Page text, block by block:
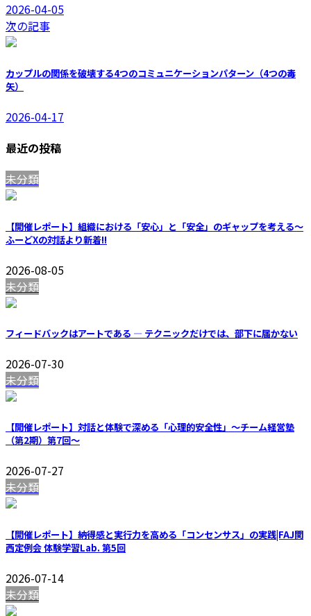
2026-04-05
次の記事
カップルの関係を破壊する4つのコミュニケーションパターン（4つの毒
矢）
2026-04-17
最近の投稿
未分類
【開催レポート】組織における「安心」と「安全」のギャップを考える〜
ふーどXの対話より新着!!
2026-08-05
未分類
フィードバックはアートである — テクニックだけでは、部下に届かない
2026-07-30
未分類
【開催レポート】対話と体験で深める「心理的安全性」〜チーム経営塾
（第2期）第7回〜
2026-07-27
未分類
【開催レポート】納得感と実行力を高める「コンセンサス」の実践|FAJ関
西定例会 体験学習Lab. 第5回
2026-07-14
未分類